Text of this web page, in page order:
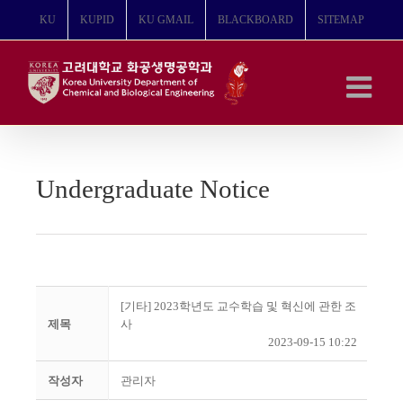
뛰
KU KUPID KU GMAIL BLACKBOARD SITEMAP
Undergraduate Notice
제목
[기타] 2023학년도 교수학습 및 혁신에 관한 조
사
2023-09-15 10:22
작성자 관리자